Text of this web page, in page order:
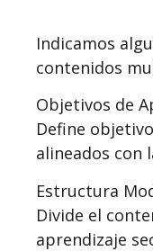
Indicamos
contenidos
Objetivos de
Define
alineados con
Estructura
Divide el
aprendizaje